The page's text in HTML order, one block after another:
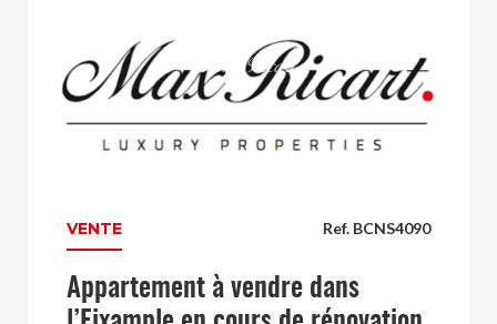
Ref. BCNS4090
VENTE
Appartement à vendre dans